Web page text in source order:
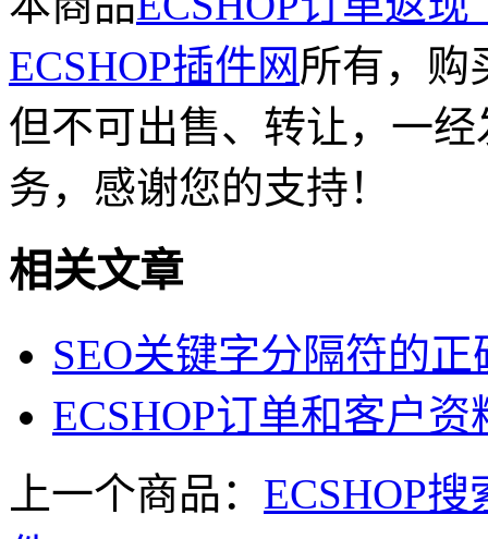
ECSHOP插件网所有，购
但不可出售、转让，一经
务，感谢您的支持！
相关文章
SEO关键字分隔符的正
ECSHOP订单和客户
上一个商品： ECSHOP